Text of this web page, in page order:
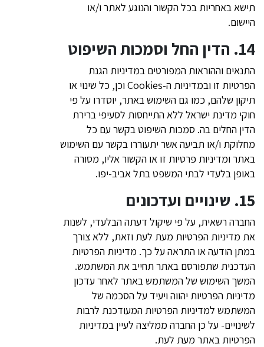
תישא באחריות בכל הקשור והנוגע לאתר ו/או
היישום.
14. הדין החל וסמכות השיפוט
התנאים וההוראות המפורטים במדיניות הגנת
הפרטיות זו ובמדיניות ה-Cookies וכן, כל שינוי או
תיקון שלהם, כמו גם השימוש באתר, יוסדרו על פי
חוקי מדינת ישראל ללא התייחסות לסעיפי ברירת
הדין החלים בה. סמכות השיפוט בקשר עם כל
מחלוקת ו/או תביעה אשר יתעוררו בקשר עם השימוש
באתר ומדיניות פרטיות זו או הקשור אליו, מסורה
באופן בלעדי לבתי המשפט בתל אביב-יפו.
15. שינויים ועדכונים
החברה רשאית, על פי שיקול דעתה הבלעדי, לשנות
את מדיניות הפרטיות מעת לעת וזאת, ללא צורך
במתן הודעה או התראה על כך. מדיניות הפרטיות
העדכנית שתפורסם באתר תחייב את המשתמש.
המשך השימוש של המשתמש באתר לאחר עדכון
מדיניות הפרטיות יהווה ויעיד על הסכמה של
המשתמש למדיניות הפרטיות המעודכנת לרבות
לשינויים- על כן החברה ממליצה לעיין במדיניות
הפרטיות באתר מעת לעת.